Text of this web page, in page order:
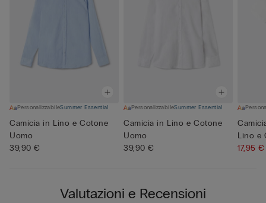
PersonalizzabileSummer Essential
Camicia in Lino e Cotone
Uomo
39,90 €
PersonalizzabileSummer Essential
Camicia in Lino e Cotone
Uomo
39,90 €
Lino e
17,95
Valutazioni e Recensioni